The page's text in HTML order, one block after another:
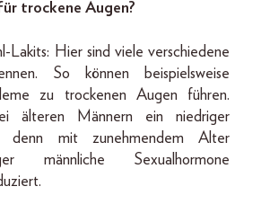
trockene Augen?
Lakits: Hier sind viele verschiedene
So können beispielsweise
zu trockenen Augen führen.
älteren Männern ein niedriger
denn mit zunehmendem Alter
männliche Sexualhormone